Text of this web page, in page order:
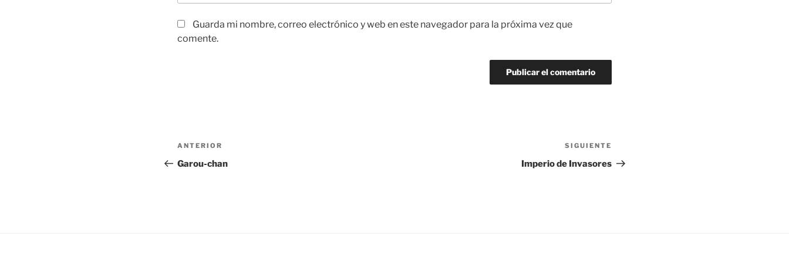
Guarda mi nombre, correo electrónico y web en este navegador para la próxima vez que
comente.
Navegación
de
Entrada
anterior:
ANTERIOR
Garou-chan
entrada
SIGUIENTE
Imperio de Invasores